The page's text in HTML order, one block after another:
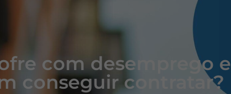
com desemprego e
conseguir contratar?